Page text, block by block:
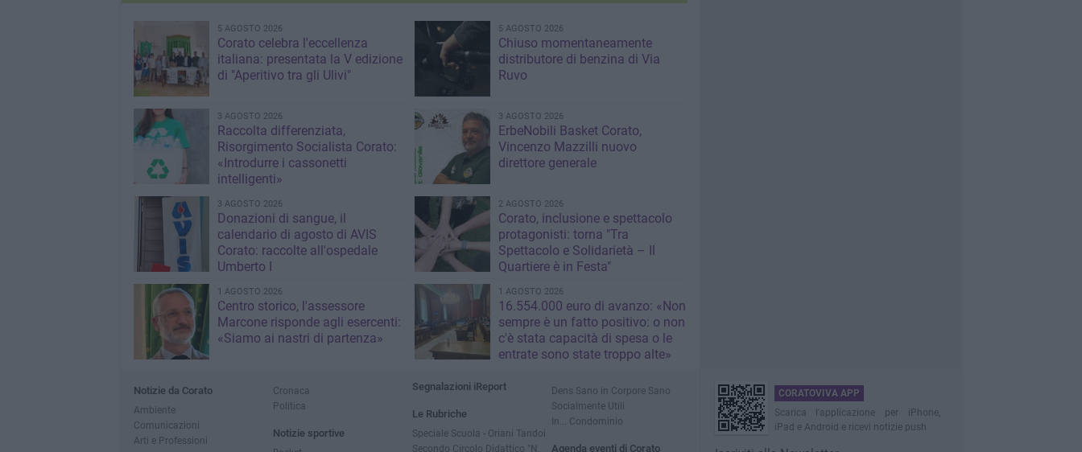
5 AGOSTO 2026
Corato celebra l'eccellenza
italiana: presentata la V edizione
di "Aperitivo tra gli Ulivi"
5 AGOSTO 2026
Chiuso momentaneamente
distributore di benzina di Via
Ruvo
3 AGOSTO 2026
Raccolta differenziata,
Risorgimento Socialista Corato:
«Introdurre i cassonetti
intelligenti»
3 AGOSTO 2026
ErbeNobili Basket Corato,
Vincenzo Mazzilli nuovo
direttore generale
3 AGOSTO 2026
Donazioni di sangue, il
calendario di agosto di AVIS
Corato: raccolte all'ospedale
Umberto I
2 AGOSTO 2026
Corato, inclusione e spettacolo
protagonisti: torna "Tra
Spettacolo e Solidarietà – Il
Quartiere è in Festa"
1 AGOSTO 2026
Centro storico, l'assessore
Marcone risponde agli esercenti:
«Siamo ai nastri di partenza»
1 AGOSTO 2026
16.554.000 euro di avanzo: «Non
sempre è un fatto positivo: o non
c'è stata capacità di spesa o le
entrate sono state troppo alte»
Notizie da Corato
Ambiente
Comunicazioni
Arti e Professioni
Cronaca
Politica
Notizie sportive
Segnalazioni iReport
Le Rubriche
Speciale Scuola - Oriani Tandoi
Secondo Circolo Didattico "N.
Dens Sano in Corpore Sano
Socialmente Utili
In... Condominio
Agenda eventi di Corato
CORATOVIVA APP
Scarica l'applicazione per iPhone,
iPad e Android e ricevi notizie push